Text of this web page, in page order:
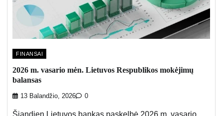
FINANSAI
2026 m. vasario mėn. Lietuvos Respublikos mokėjimų
balansas
13 Balandžio, 2026 0